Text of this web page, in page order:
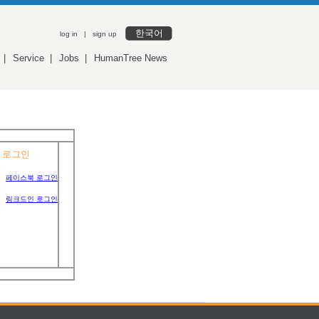
log in | sign up 한국어
Service Jobs HumanTree News
그인
페이스북 로그인
링크드인 로그인